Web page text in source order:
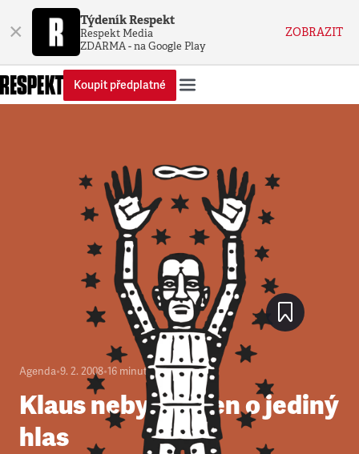
× Týdeník Respekt
Respekt Media
ZDARMA - na Google Play
ZOBRAZIT
Koupit předplatné
Agenda•9. 2. 2008•16 minut
Klaus nebyl zvolen o jediný
hlas